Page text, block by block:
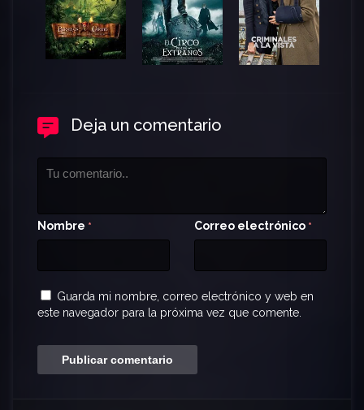
Deja un comentario
Nombre * Correo electrónico *
Guarda mi nombre, correo electrónico y web en
este navegador para la próxima vez que comente.